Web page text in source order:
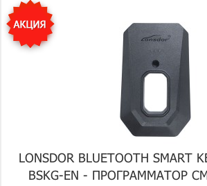
LONSDOR BLUETOOTH SMART
BSKG-EN - ПРОГРАММАТОР